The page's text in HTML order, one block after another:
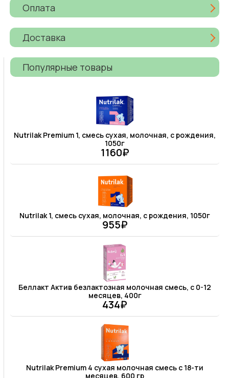
Оплата
Доставка
Популярные товары
Nutrilak Premium 1, смесь сухая, молочная, с рождения,
1050г
1160₽
Nutrilak 1, смесь сухая, молочная, с рождения, 1050г
955₽
Беллакт Актив безлактозная молочная смесь, с 0-12
месяцев, 400г
434₽
Nutrilak Premium 4 сухая молочная смесь с 18-ти
месяцев, 600 гр